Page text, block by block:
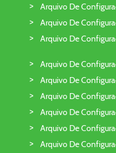
Arquivo De
Arquivo De
Arquivo De
Arquivo De
Arquivo De
Arquivo De
Arquivo De
Arquivo De
Arquivo De